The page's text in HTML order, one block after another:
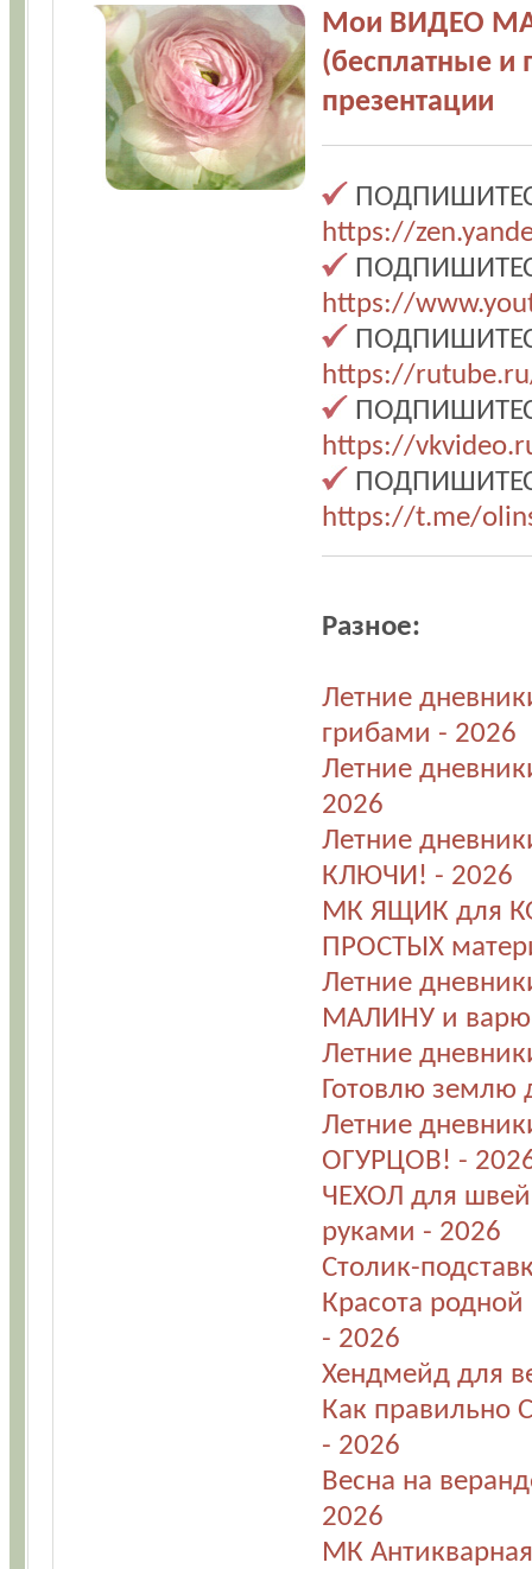
Мои ВИДЕО
(бесплатные и
презентации
https://
https://
https://
https://
https://t.me/
Разное:
Летние
грибами - 2026
Летние
2026
Летние
КЛЮЧИ! - 2026
МК ЯЩИК для
ПРОСТЫХ
Летние
МАЛИНУ и варю
Летние
Готовлю землю
Летние
ОГУРЦОВ! -
ЧЕХОЛ для
руками - 2026
Столик-
Красота
- 2026
Хендмейд для
Как правильно
- 2026
Весна на
2026
МК